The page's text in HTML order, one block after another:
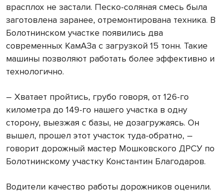
врасплох не застали. Песко-соляная смесь была
заготовлена заранее, отремонтирована техника. В
Болотнинском участке появились два
современных КамАЗа с загрузкой 15 тонн. Такие
машины позволяют работать более эффективно и
технологично.
– Хватает пройтись, грубо говоря, от 126-го
километра до 149-го нашего участка в одну
сторону, выезжая с базы, не дозагружаясь. Он
вышел, прошел этот участок туда-обратно, –
говорит дорожный мастер Мошковского ДРСУ по
Болотнинскому участку Константин Благодаров.
Водители качество работы дорожников оценили.